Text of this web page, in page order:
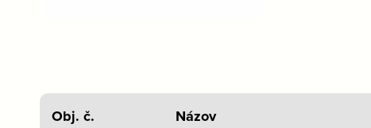
Obj. č. Názov